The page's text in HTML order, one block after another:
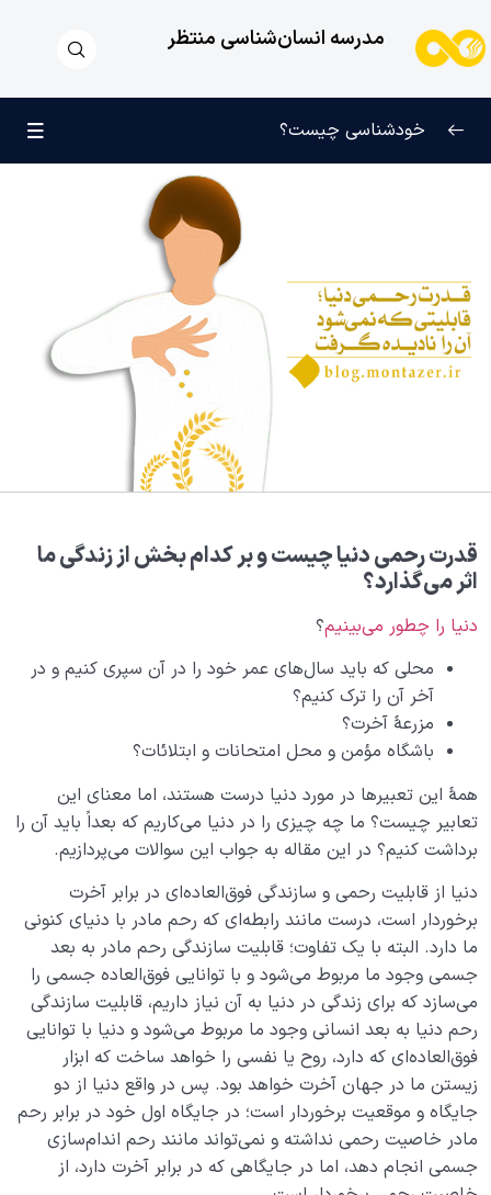
مدرسه انسان‌شناسی منتظر
کودک عزیز روان
انسان و میل بی‌نهایت 0/12
انسان چه چیزی نیست؟
هدف خلقت و جایگاه انسان 0/7
نقش الگو در حیات انسان 0/18
نسبت دنیا به آخرت
آیا تکنولوژی‌ های پیشرفته می‌ توانند جاودانگی انسان را
تحقق بخشند؟!
قانون نسبت؛ راهی برای فهم ویژگی‌های جهان آخرت
نفس ما
ضرورت کسب نور در رحم مادر؛ عامل تعیین کننده در
اصالت دنیا نسبت به رحم؛ اصلی که جنین نمی‌تواند از آن
غافل شود
قابلیت سازندگی رحم چیست؟ آیا این خاصیت دائمی و
همیشگی است؟
قدرت رحمی دنیا؛ قابلیتی که نمی‌شود آن را نادیده گرفت
دیدن ملکوت اشیاء یعنی چه و چرا اکثر ما این ملکوت را نمی
بینیم؟
مخفی بودن ملکوت، گامی در مسیر درک چیستی ملکوت
خودشناسی چیست؟
قدرت رحمی دنیا چیست و بر کدام بخش از زندگی ما
اثر می‌گذارد؟
دنیا را چطور می‌بینیم؟
محلی که باید سال‌های عمر خود را در آن سپری کنیم و در
آخر آن را ترک کنیم؟
مزرعۀ آخرت؟
باشگاه مؤمن و محل امتحانات و ابتلائات؟
همۀ این تعبیرها در مورد دنیا درست هستند، اما معنای این
تعابیر چیست؟ ما چه چیزی را در دنیا می‌کاریم که بعداً باید آن را
برداشت کنیم؟ در این مقاله به جواب این سوالات می‌پردازیم.
دنیا از قابلیت رحمی و سازندگی فوق‌العاده‌ای در برابر آخرت
برخوردار است، درست مانند رابطه‌ای که رحم مادر با دنیای کنونی
ما دارد. البته با یک تفاوت؛ قابلیت سازندگی رحم مادر به بعد
جسمی وجود ما مربوط می‌شود و با توانایی فوق‌العاده جسمی را
می‌سازد که برای زندگی در دنیا به آن نیاز داریم، قابلیت سازندگی
رحم دنیا به بعد انسانی وجود ما مربوط می‌شود و دنیا با توانایی
فوق‌العاده‌ای که دارد، روح یا نفسی را خواهد ساخت که ابزار
زیستن ما در جهان آخرت خواهد بود. پس در واقع دنیا از دو
جایگاه و موقعیت برخوردار است؛ در جایگاه اول خود در برابر رحم
مادر خاصیت رحمی نداشته و نمی‌تواند مانند رحم اندام‌سازی
جسمی انجام دهد، اما در جایگاهی که در برابر آخرت دارد، از